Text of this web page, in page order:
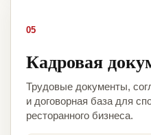
05
Кадровая
Трудовые документы,
и договорная база для
ресторанного бизнеса.